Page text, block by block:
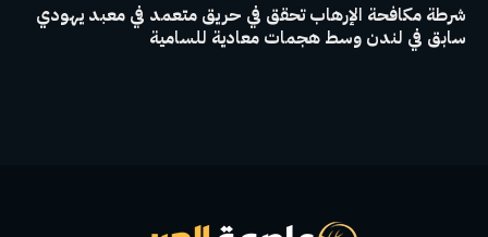
شرطة مكافحة الإرهاب تحقق في حريق متعمد في معبد يهودي
سابق في لندن وسط هجمات معادية للسامية